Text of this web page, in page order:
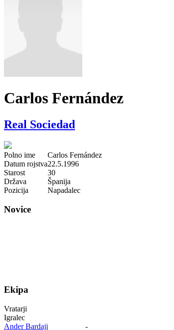
Carlos Fernández
Real Sociedad
Polno ime
Carlos Fernández
Datum rojstva22.5.1996
Starost
30
Država
Španija
Pozicija
Napadalec
Novice
Ekipa
Vratarji
Igralec
Ander Bardaji
-